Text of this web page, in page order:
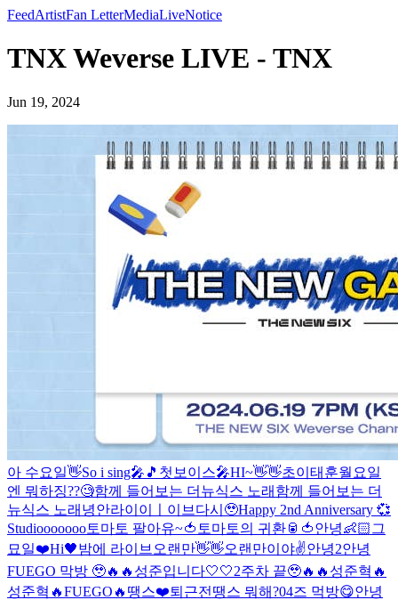
FeedArtistFan LetterMediaLiveNotice
TNX Weverse LIVE - TNX
Jun 19, 2024
아 수요일👋So i sing🎤🎵 첫보이스🎤HI~👋👋초이태훈월요일
엔 뭐하징??🧐함께 들어보는 더뉴식스 노래 함께 들어보는 더
뉴식스 노래 녕안라이이ㅣ이브 다시🥹Happy 2nd Anniversary 💞
Studiooooooo토마토 팔아유~🍅 토마토의 귀환🥫🍅안녕👶🏻 그
묘일❤️Hi🖤밤에 라이브 오랜만👋👋오랜만이야✌️안녕2안녕
FUEGO 막방 🥹🔥🔥 성준입니다🤍🤍2주차 끝🥹🔥🔥 성준혁🔥
성준혁🔥FUEGO🔥 땡스❤️퇴근전 땡스 뭐해?04즈 먹방😋안녕